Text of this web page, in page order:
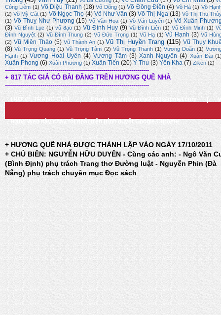
Công Liêm (1) Võ Diệu Thanh (18) Võ Dõng (1) Võ Đông Điền (4) Võ Hà (1) Võ
(2) Võ Mỹ Cát (1) Võ Ngọc Thọ (4) Võ Như Văn (3) Võ Thị Nga (13) Võ Thị Thu
(1) Võ Thuỵ Như Phương (15) Võ Văn Hoa (1) Võ Văn Luyến (1) Võ Xuân
(3) Vũ Bình Lục (1) vũ đạo (1) Vũ Đình Huy (9) Vũ Đình Liên (1) Vũ Đình Minh (1)
Đình Nguyệt (2) Vũ Đình Thung (2) Vũ Đức Trọng (1) Vũ Hạ (1) Vũ Hạnh (3) Vũ
(2) Vũ Miên Thảo (5) Vũ Thành An (1) Vũ Thị Huyền Trang (115) Vũ Thụy
(8) Vũ Trọng Quang (1) Vũ Trọng Tâm (2) Vũ Trọng Thanh (1) Vương Doãn (1)
Hạnh (1) Vương Hoài Uyên (4) Vương Tâm (3) Xanh Nguyên (4) Xuân Đài
Xuân Phong (6) Xuân Phương (1) Xuân Tiến (20) Ý Thu (3) Yên Kha (7) Ziken (2)
-------------------------------------------------------------------------
+ 817 TÁC GIẢ CÓ BÀI ĐĂNG TRÊN HƯƠNG QUÊ NHÀ
-------------------------------------------------------------------------
TRỞ VỀ TRANG CHỦ Email: huongquenha2023@gmail.com
Trang Web này chạy tốt nhất trên trình duyệt Google Chrome
+ HƯƠNG QUÊ NHÀ ĐƯỢC THÀNH LẬP VÀO NGÀY 17/10/2011
+ CHỦ BIÊN: NGUYỄN HỮU DUYÊN - Cùng các anh: - Ngô Văn
(Bình Định) phụ trách Trang thơ Đường luật - Nguyễn Phin (Đà
Nẵng) phụ trách chuyên mục Đọc sách